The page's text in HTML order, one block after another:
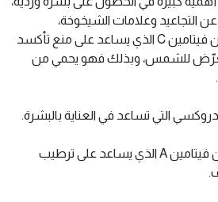
وعلامات الشيخوخة،
ويحتوي على نسبة عالية من فيتامين C الذي يساعد على منع تأكسد
التعرّض للشمس، وبذلك فهو يحمي من
التي تساعد في العناية بالبشرة.
ـ يحتوي على نسبة عالية من فيتامين A الذي يساعد على ترطيب